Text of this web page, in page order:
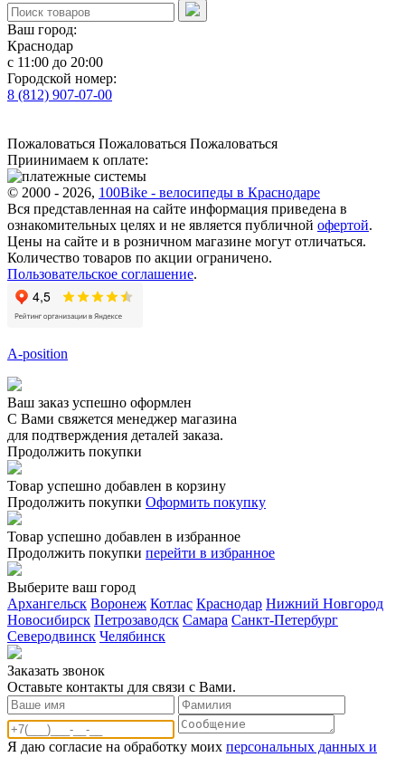
Ваш город:
Краснодар
с 11:00 до 20:00
Городской номер:
8 (812) 907-07-00
Пожаловаться Пожаловаться Пожаловаться
Приинимаем к оплате:
© 2000 - 2026, 100Bike - велосипеды в Краснодаре
Вся представленная на сайте информация приведена в
ознакомительных целях и не является публичной офертой.
Цены на сайте и в розничном магазине могут отличаться.
Количество товаров по акции ограничено.
Пользовательское соглашение.
A-position
Ваш заказ успешно оформлен
С Вами свяжется менеджер магазина
для подтверждения деталей заказа.
Продолжить покупки
Товар успешно добавлен в корзину
Продолжить покупки Оформить покупку
Товар успешно добавлен в избранное
Продолжить покупки перейти в избранное
Выберите ваш город
Архангельск Воронеж Котлас Краснодар Нижний Новгород
Новосибирск Петрозаводск Самара Санкт-Петербург
Северодвинск Челябинск
Заказать звонoк
Оставьте контакты для связи с Вами.
Я даю согласие на обработку моих персональных данных и